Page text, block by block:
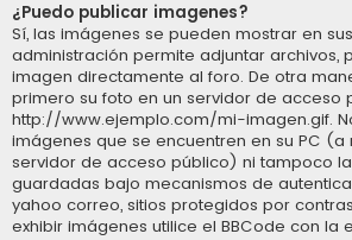
¿Puedo publicar imagenes?
Sí, las imágenes se pueden mostrar en
administración permite adjuntar archivos,
imagen directamente al foro. De otra
primero su foto en un servidor de acceso
http://www.ejemplo.com/mi-imagen.gif.
imágenes que se encuentren en su PC (a
servidor de acceso público) ni tampoco
guardadas bajo mecanismos de
yahoo correo, sitios protegidos por
exhibir imágenes utilice el BBCode con la